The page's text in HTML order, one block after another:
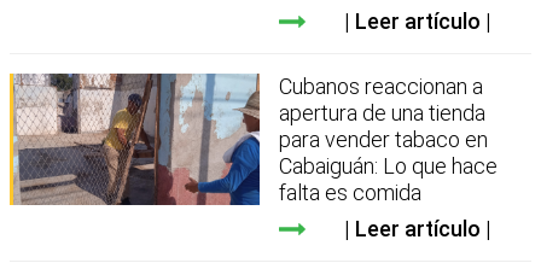
Leer artículo
Cubanos reaccionan a
apertura de una tienda
para vender tabaco en
Cabaiguán: Lo que hace
falta es comida
Leer artículo